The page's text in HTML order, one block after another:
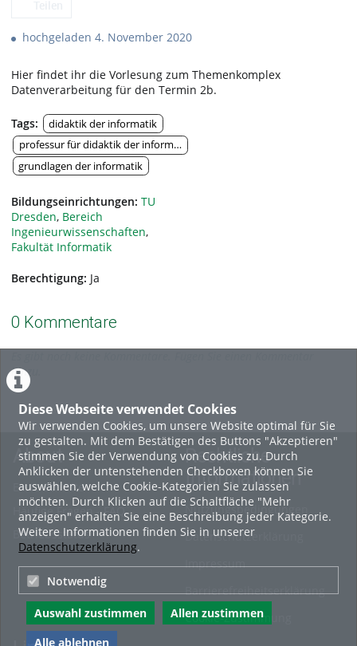
Diese Webseite verwendet Cookies
Wir verwenden Cookies, um unsere Website optimal für Sie
zu gestalten. Mit dem Bestätigen des Buttons "Akzeptieren"
stimmen Sie der Verwendung von Cookies zu. Durch
Anklicken der untenstehenden Checkboxen können Sie
auswählen, welche Cookie-Kategorien Sie zulassen
möchten. Durch Klicken auf die Schaltfläche "Mehr
anzeigen" erhalten Sie eine Beschreibung jeder Kategorie.
Weitere Informationen finden Sie in unserer
Datenschutzerklärung.
Notwendig
Auswahl zustimmen
Allen zustimmen
Alle ablehnen
hochgeladen 4. November 2020
Hier findet ihr die Vorlesung zum Themenkomplex
Datenverarbeitung für den Termin 2b.
Tags:
didaktik der informatik
professur für didaktik der informatik
grundlagen der informatik
Bildungseinrichtungen: TU
Dresden, Bereich
Ingenieurwissenschaften,
Fakultät Informatik
Berechtigung: Ja
0 Kommentare
hinzu.
About
Erste Schritte
Häufige Fragen - FAQ
Betriebsstatus
Rechtliche
Informationen
Nutzungsbedingungen
Datenschutzerklärung
Impressum
Barrierefreiheitserklärung
Cookie-Zustimmung